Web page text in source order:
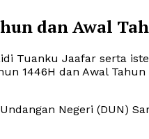
dan Awal
Tuanku Jaafar serta
1446H dan Awal Tahun
Negeri (DUN)